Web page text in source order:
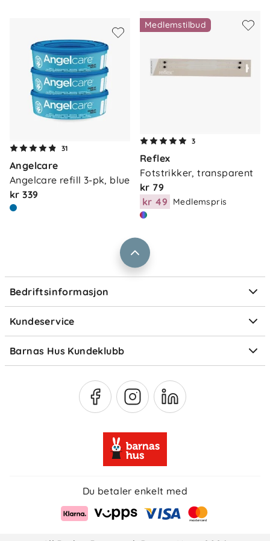
31
Angelcare
Angelcare refill 3-pk, blue
kr 339
Medlemstilbud
3
Reflex
Fotstrikker, transparent
kr 79
kr 49
Medlemspris
Bedriftsinformasjon
Våre butikker
Vårt samfunnsansvar
Størrelsesguider
Kundeservice
Kontakt oss
Frakt og levering
Retur og reklamasjon
Ofte stilte spørsmål
Om Klarna
Barnas Hus Kundeklubb
Medlemsvilkår
Du betaler enkelt med